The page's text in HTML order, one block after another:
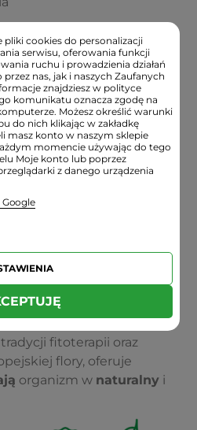
specjalizująca się w
surowców zielarskich,
Prostota,
– w zgodzie z tradycją
- czysty produkt
domieszek innych odmian
- brak jakichkolwiek
barwników, aromatów
z zachowaniem
jakości botanicznej.
fitoterapii oraz
flory, oferuje
organizm w naturalny i
cookies do personalizacji
serwisu, oferowania funkcji
ruchu i prowadzienia działań
nas, jak i naszych Zaufanych
znajdziesz w polityce
komunikatu oznacza zgodę na
Możesz określić warunki
do nich klikając w zakładkę
masz konto w naszym sklepie
momencie używając do tego
Moje konto lub poprzez
z danego urządzenia